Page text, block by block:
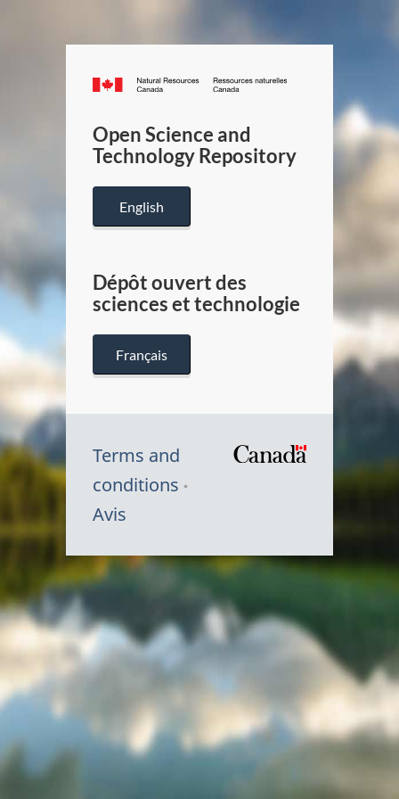
Canada.ca
/
Canada
Open Science and
Technology Repository
English
Dépôt ouvert des
sciences et technologie
Français
Terms and
conditions
Avis
Symbole
du